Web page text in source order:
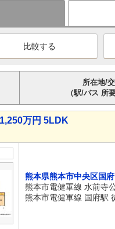
所在地/
（駅/バス 所
万円 5LDK
熊本県熊本市中央区国府
熊本市電健軍線 水前寺
熊本市電健軍線 国府駅